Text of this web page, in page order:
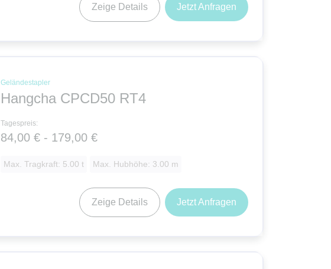
Zeige Details Jetzt Anfragen
Geländestapler
Hangcha CPCD50 RT4
Tagespreis:
84,00 € - 179,00 €
Max. Tragkraft: 5.00 t Max. Hubhöhe: 3.00 m
Zeige Details Jetzt Anfragen